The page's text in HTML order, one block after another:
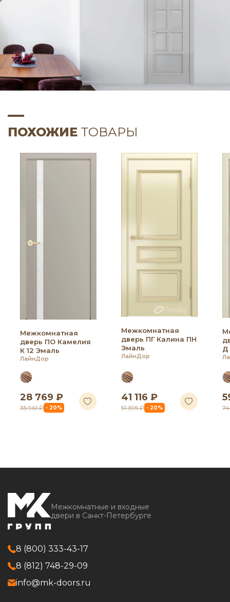
ПОХОЖИЕ ТОВАРЫ
Межкомнатная
дверь ПО Камелия
К 12 Эмаль
ЛайнДор
28 769 ₽
35 961 ₽ - 20%
Межкомнатная
дверь ПГ Калина ПН
Эмаль
ЛайнДор
41 116 ₽
51 395 ₽ - 20%
Д
Межкомнатные и входные
двери в Санкт-Петербурге
8 (800) 333-43-17
8 (812) 748-29-09
info@mk-doors.ru